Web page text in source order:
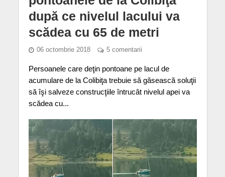
după ce nivelul lacului va
scădea cu 65 de metri
06 octombrie 2018 5 comentarii
Persoanele care deţin pontoane pe lacul de
acumulare de la Colibiţa trebuie să găsească soluţii
să îşi salveze construcţiile întrucât nivelul apei va
scădea cu...